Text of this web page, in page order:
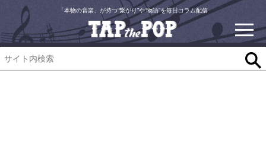
「本物の音楽」が持つ“繋がり”や“物語”を毎日コラム配信